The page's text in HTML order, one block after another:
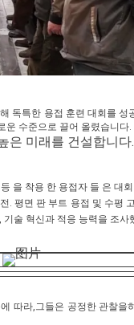
독특한 용접 훈련 대회를 성
운 수준으로 끌어 올렸습니다.
을 착용 한 용접자 들 은 대
. 평면 판 부트 용접 및 수평
술 혁신과 적응 능력을 조사
따라,그들은 공정한 관찰을